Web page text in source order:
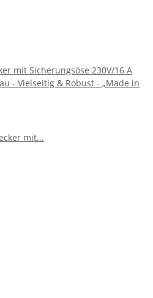
mit Sicherungsöse 230V/16 A
- Vielseitig & Robust - „Made in